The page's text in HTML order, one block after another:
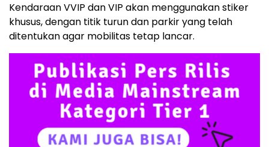
Kendaraan VVIP dan VIP akan menggunakan stiker
khusus, dengan titik turun dan parkir yang telah
ditentukan agar mobilitas tetap lancar.